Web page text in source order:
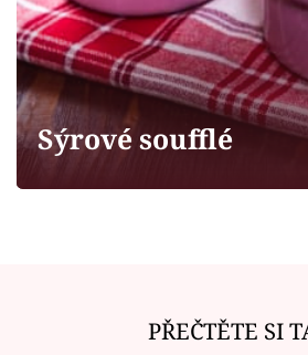
Sledujte prima+
Filmový festival Karlovy
Sýrové soufflé
PŘEČTĚTE SI